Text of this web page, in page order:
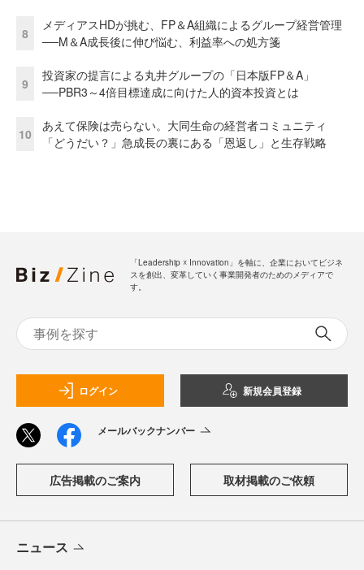
8
メディアスHDが挑む、FP＆A組織によるグループ経営管理
──M＆A成長後に伸び悩む、利益率への処方箋
9
投資家の提言による丸井グループの「日本版FP＆A」
──PBR3～4倍目標達成に向けた人的資本投資とは
10
あえて保険は売らない。大同生命の経営者コミュニティ
「どうだい？」急成長の裏にある「恩返し」と生存戦略
「Leadership ☓ Innovation」を軸に、企業においてビジネ
スを創出、変革していく事業開発者のためのメディアで
す。
ログイン 新規会員登録
メールバックナンバー
広告掲載のご案内 取材掲載のご依頼
ニュース